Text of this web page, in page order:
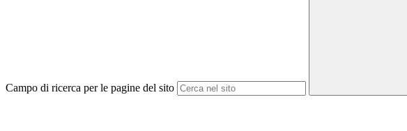
Campo di ricerca per le pagine del sito